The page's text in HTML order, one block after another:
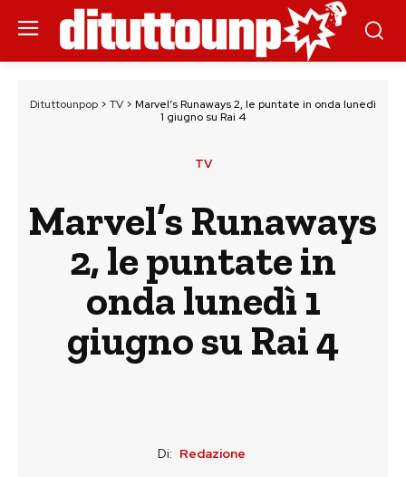
Dituttounpop > TV > Marvel’s Runaways 2, le puntate in onda lunedì
1 giugno su Rai 4
TV
Marvel’s Runaways
2, le puntate in
onda lunedì 1
giugno su Rai 4
Di: Redazione